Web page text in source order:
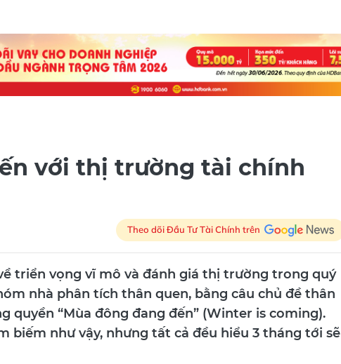
với thị trường tài chính
Theo dõi Đầu Tư Tài Chính trên
triển vọng vĩ mô và đánh giá thị trường trong quý
nhà phân tích thân quen, bằng câu chủ đề thân
quyền “Mùa đông đang đến” (Winter is coming).
biếm như vậy, nhưng tất cả đều hiểu 3 tháng tới sẽ